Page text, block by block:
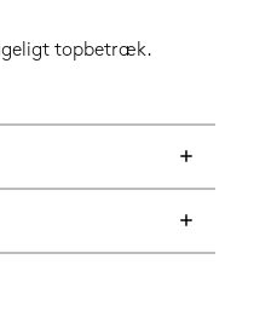
topbetræk.